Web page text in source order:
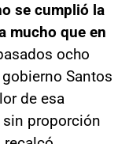
se cumplió la
mucho que en
ocho
Santos
de esa
sin proporción